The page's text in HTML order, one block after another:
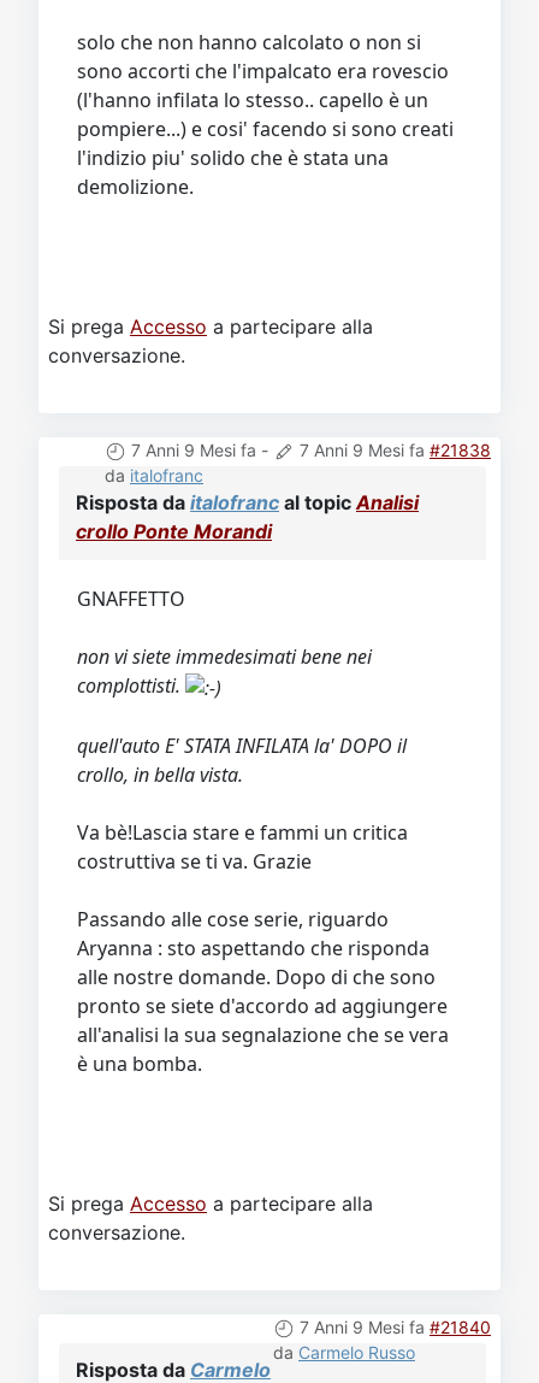
solo che non hanno calcolato o non si
sono accorti che l'impalcato era rovescio
(l'hanno infilata lo stesso.. capello è un
pompiere...) e cosi' facendo si sono creati
l'indizio piu' solido che è stata una
demolizione.
Si prega Accesso a partecipare alla
conversazione.
7 Anni 9 Mesi fa - 7 Anni 9 Mesi fa #21838
da italofranc
Risposta da italofranc al topic Analisi
crollo Ponte Morandi
GNAFFETTO
non vi siete immedesimati bene nei
complottisti.
quell'auto E' STATA INFILATA la' DOPO il
crollo, in bella vista.
Va bè!Lascia stare e fammi un critica
costruttiva se ti va. Grazie
Passando alle cose serie, riguardo
Aryanna : sto aspettando che risponda
alle nostre domande. Dopo di che sono
pronto se siete d'accordo ad aggiungere
all'analisi la sua segnalazione che se vera
è una bomba.
Si prega Accesso a partecipare alla
conversazione.
7 Anni 9 Mesi fa #21840
da Carmelo Russo
Risposta da Carmelo